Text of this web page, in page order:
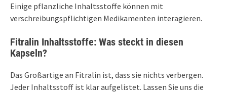
Einige pflanzliche Inhaltsstoffe können mit
verschreibungspflichtigen Medikamenten interagieren.
Fitralin Inhaltsstoffe: Was steckt in diesen
Kapseln?
Das Großartige an Fitralin ist, dass sie nichts verbergen.
Jeder Inhaltsstoff ist klar aufgelistet. Lassen Sie uns die